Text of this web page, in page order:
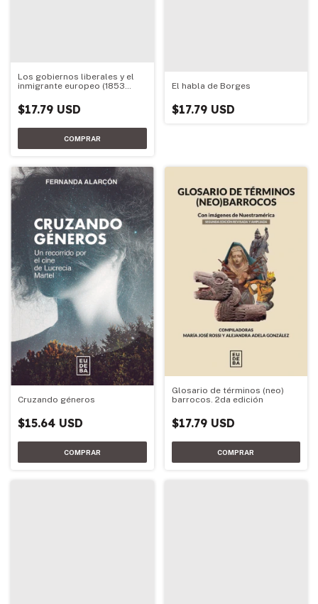
Los gobiernos liberales y el
inmigrante europeo (1853
$17.79 USD
El habla de Borges
$17.79 USD
Cruzando géneros
$15.64 USD
Glosario de términos (neo)
barrocos. 2da edición
$17.79 USD